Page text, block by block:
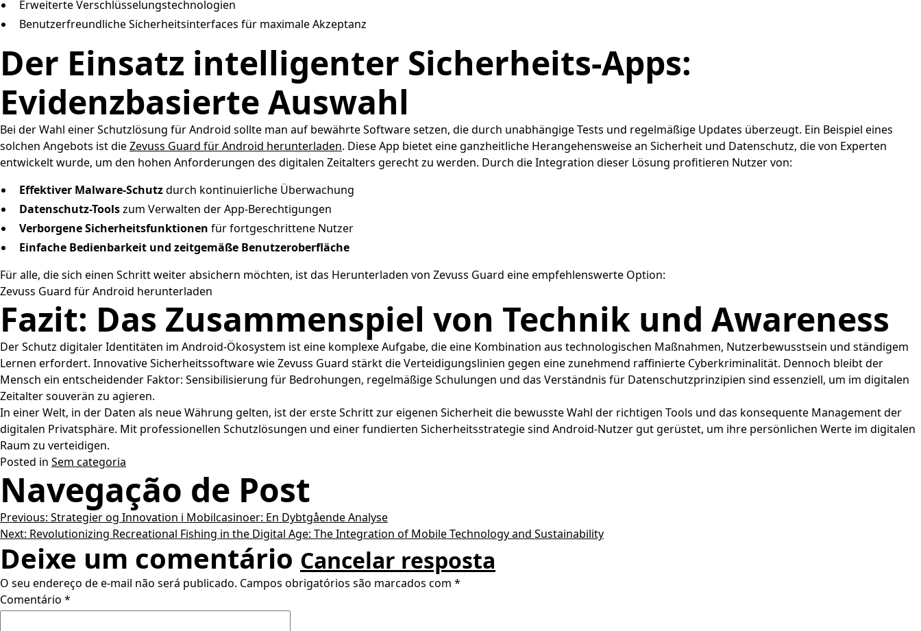
Erweiterte Verschlüsselungstechnologien
Benutzerfreundliche Sicherheitsinterfaces für maximale Akzeptanz
Der Einsatz intelligenter Sicherheits-Apps:
Evidenzbasierte Auswahl
Bei der Wahl einer Schutzlösung für Android sollte man auf bewährte Software setzen, die durch unabhängige Tests und regelmäßige Updates überzeugt. Ein Beispiel eines
solchen Angebots ist dieZevuss Guard für Android herunterladen. Diese App bietet eine ganzheitliche Herangehensweise an Sicherheit und Datenschutz, die von Experten
entwickelt wurde, um den hohen Anforderungen des digitalen Zeitalters gerecht zu werden. Durch die Integration dieser Lösung profitieren Nutzer von:
Effektiver Malware-Schutzdurch kontinuierliche Überwachung
Datenschutz-Toolszum Verwalten der App-Berechtigungen
Verborgene Sicherheitsfunktionen für fortgeschrittene Nutzer
Einfache Bedienbarkeit und zeitgemäße Benutzeroberfläche
Für alle, die sich einen Schritt weiter absichern möchten, ist das Herunterladen von Zevuss Guard eine empfehlenswerte Option:
Zevuss Guard für Android herunterladen
Fazit: Das Zusammenspiel von Technik und Awareness
Der Schutz digitaler Identitäten im Android-Ökosystem ist eine komplexe Aufgabe, die eine Kombination aus technologischen Maßnahmen, Nutzerbewusstsein und ständigem
Lernen erfordert. Innovative Sicherheitssoftware wie Zevuss Guard stärkt die Verteidigungslinien gegen eine zunehmend raffinierte Cyberkriminalität. Dennoch bleibt der
Mensch ein entscheidender Faktor: Sensibilisierung für Bedrohungen, regelmäßige Schulungen und das Verständnis für Datenschutzprinzipien sind essenziell, um im digitalen
Zeitalter souverän zu agieren.
In einer Welt, in der Daten als neue Währung gelten, ist der erste Schritt zur eigenen Sicherheit die bewusste Wahl der richtigen Tools und das konsequente Management der
digitalen Privatsphäre. Mit professionellen Schutzlösungen und einer fundierten Sicherheitsstrategie sind Android-Nutzer gut gerüstet, um ihre persönlichen Werte im digitalen
Raum zu verteidigen.
Posted in Sem categoria
Navegação de Post
Previous: Strategier og Innovation i Mobilcasinoer: En Dybtgående Analyse
Next: Revolutionizing Recreational Fishing in the Digital Age: The Integration of Mobile Technology and Sustainability
Deixe um comentário Cancelar resposta
O seu endereço de e-mail não será publicado. Campos obrigatórios são marcados com *
Comentário *